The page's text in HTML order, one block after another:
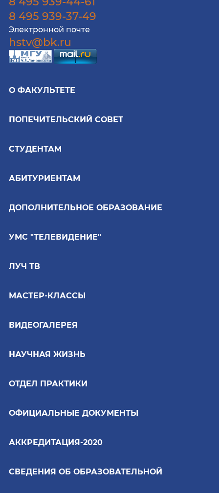
8 495 939-37-49
Электронной почте
hstv@bk.ru
О ФАКУЛЬТЕТЕ
ПОПЕЧИТЕЛЬСКИЙ СОВЕТ
СТУДЕНТАМ
АБИТУРИЕНТАМ
ДОПОЛНИТЕЛЬНОЕ ОБРАЗОВАНИЕ
УМС "ТЕЛЕВИДЕНИЕ"
ЛУЧ ТВ
МАСТЕР-КЛАССЫ
ВИДЕОГАЛЕРЕЯ
НАУЧНАЯ ЖИЗНЬ
ОТДЕЛ ПРАКТИКИ
ОФИЦИАЛЬНЫЕ ДОКУМЕНТЫ
АККРЕДИТАЦИЯ-2020
СВЕДЕНИЯ ОБ ОБРАЗОВАТЕЛЬНОЙ